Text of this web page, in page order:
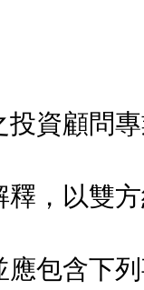
資顧問
，以雙
應包含下